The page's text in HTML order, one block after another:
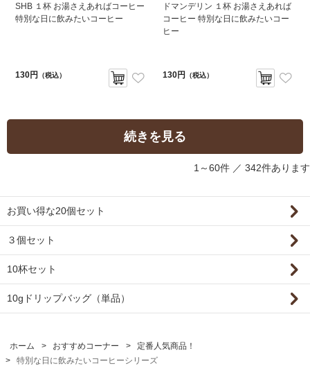
SHB １杯 お湯さえあればコーヒー
特別な日に飲みたいコーヒー
130円 （税込）
ドマンデリン １杯 お湯さえあれば
コーヒー 特別な日に飲みたいコー
ヒー
130円 （税込）
続きを見る
1～60件 ／ 342件あります
お買い得な20個セット
３個セット
10杯セット
10gドリップバッグ（単品）
ホーム > おすすめコーナー >
定番人気商品！
>
特別な日に飲みたいコーヒーシリーズ